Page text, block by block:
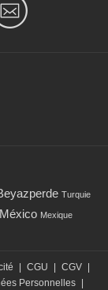
Turquie
Mexique
CGU CGV
Personnelles